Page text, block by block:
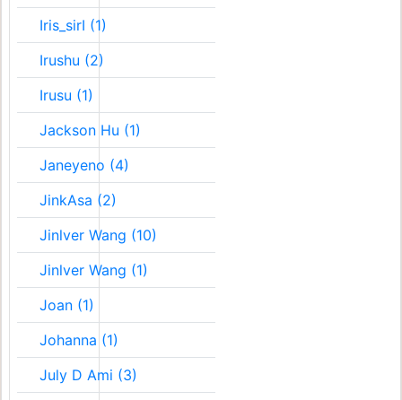
Iris_sirI (1)
Irushu (2)
Irusu (1)
Jackson Hu (1)
Janeyeno (4)
JinkAsa (2)
Jinlver Wang (10)
Jinlver Wang (1)
Joan (1)
Johanna (1)
July D Ami (3)